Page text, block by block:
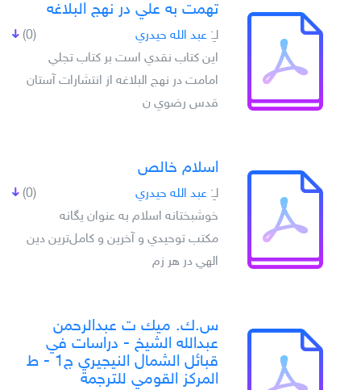
تهمت به علي در نهج البلاغه
(0) لـِ: عبد الله حيدري
اين کتاب نقدي است بر کتاب تجلي
امامت در نهج البلاغه از انتشارات آستان
قدس رضوي ن
اسلام خالص
(0) لـِ: عبد الله حيدري
خوشبختانه اسلام به عنوان يگانه
مكتب توحيدي و آخرين و كامل‌ترين دين
الهي در هر زم
س.ك. ميك ت عبدالرحمن
عبدالله الشيخ - دراسات في
قبائل الشمال النيجيري ج1 - ط
المركز القومي للترجمة